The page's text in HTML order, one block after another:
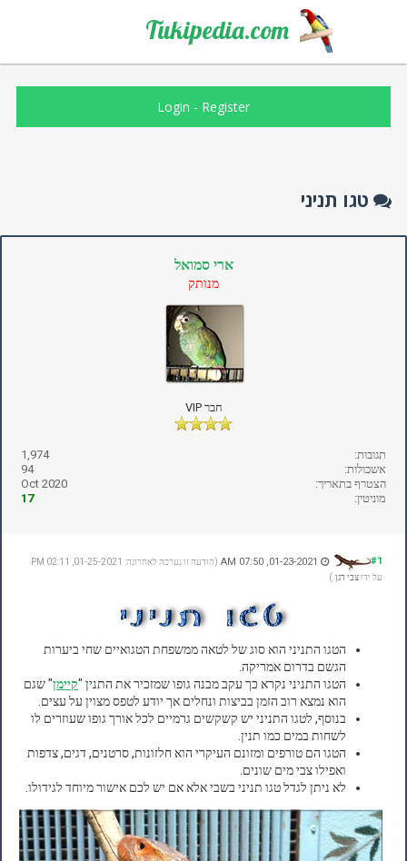
Tukipedia.com
Login - Register
טגו תניני
ארי סמואל
מנותק
חבר VIP
תגובות:
1,974
אשכולות:
94
הצטרף בתאריך:
Oct 2020
מוניטין:
17
#1
(הודעה זו נערכה לאחרונה: 01-25-2021, 02:11 PM
על ידיצבי דגן .)
הטגו התניני הוא סוג של לטאה ממשפחת הטגואיים שחי ביערות
הגשם בדרום אמריקה.
הטגו התניני נקרא כך עקב מבנה גופו שמזכיר את התנין "קיימן" שגם
הוא נמצא רוב הזמן בביצות ונחלים אך יודע לטפס מצוין על עצים.
בנוסף, לטגו התניני יש קשקשים גרמיים לכל אורך גופו שעוזרים לו
לשחות במים כמו תנין.
הטגו הם טורפים ומזונם העיקרי הוא חלזונות, סרטנים, דגים, צדפות
ואפילו צבי מים שונים.
לא ניתן לגדל טגו תניני בשבי אלא אם יש לכם אישור מיוחד לגידולו.